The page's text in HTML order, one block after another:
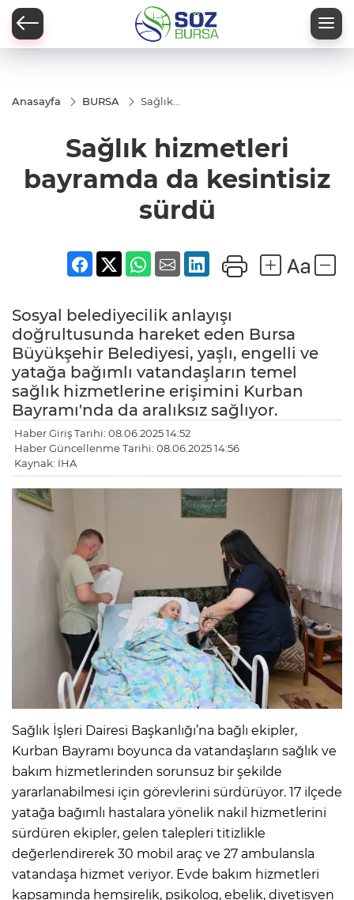
Anasayfa BURSA
Sağlık
kesintisiz
Sağlık hizmetleri
bayramda da kesintisiz
sürdü
Sosyal belediyecilik anlayışı
doğrultusunda hareket eden Bursa
Büyükşehir Belediyesi, yaşlı, engelli ve
yatağa bağımlı vatandaşların temel
sağlık hizmetlerine erişimini Kurban
Bayramı'nda da aralıksız sağlıyor.
Haber Giriş Tarihi: 08.06.2025 14:52
Haber Güncellenme Tarihi: 08.06.2025 14:56
Kaynak: İHA
Sağlık İşleri Dairesi Başkanlığı’na bağlı ekipler,
Kurban Bayramı boyunca da vatandaşların sağlık ve
bakım hizmetlerinden sorunsuz bir şekilde
yararlanabilmesi için görevlerini sürdürüyor. 17 ilçede
yatağa bağımlı hastalara yönelik nakil hizmetlerini
sürdüren ekipler, gelen talepleri titizlikle
değerlendirerek 30 mobil araç ve 27 ambulansla
vatandaşa hizmet veriyor. Evde bakım hizmetleri
kapsamında hemşirelik, psikolog, ebelik, diyetisyen